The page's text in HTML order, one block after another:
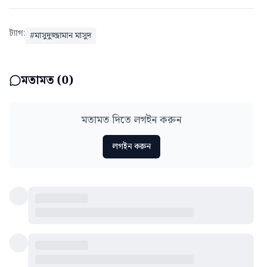
ট্যাগ: #মাসুদুজ্জামান মাসুদ
মতামত (0)
মতামত দিতে লগইন করুন
লগইন করুন